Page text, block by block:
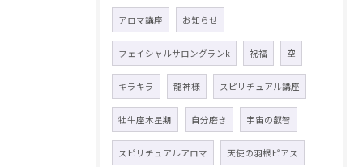
アロマ講座 お知らせ
フェイシャルサロングランk 祝福 空
キラキラ 龍神様 スピリチュアル講座
牡牛座木星期 自分磨き 宇宙の叡智
スピリチュアルアロマ 天使の羽根ピアス